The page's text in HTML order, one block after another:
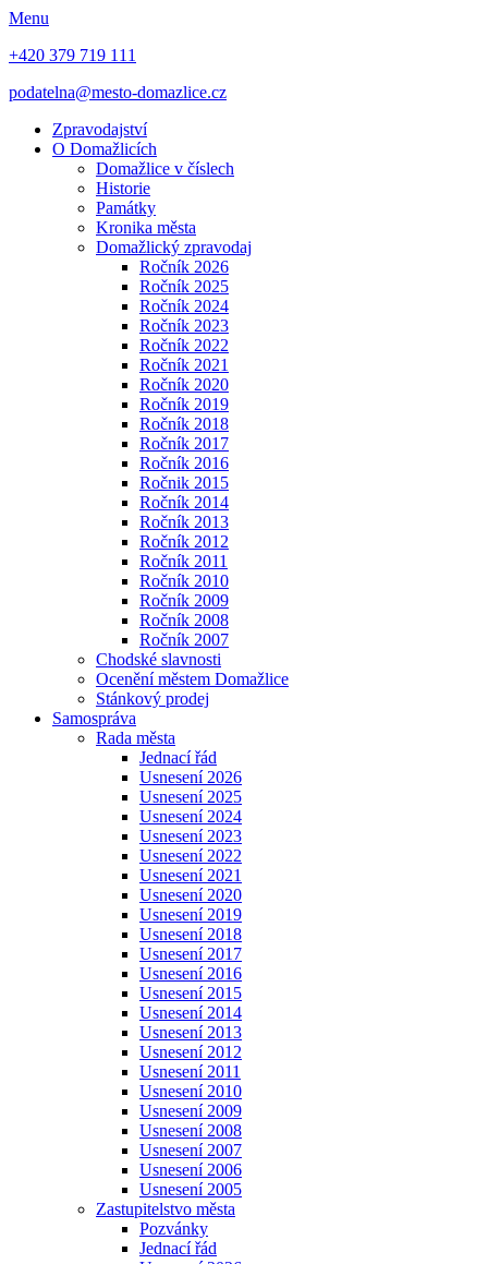
Menu
+420 379 719 111
podatelna@mesto-domazlice.cz
Zpravodajství
O Domažlicích
Domažlice v číslech
Historie
Památky
Kronika města
Domažlický zpravodaj
Ročník 2026
Ročník 2025
Ročník 2024
Ročník 2023
Ročník 2022
Ročník 2021
Ročník 2020
Ročník 2019
Ročník 2018
Ročník 2017
Ročník 2016
Ročnik 2015
Ročník 2014
Ročník 2013
Ročník 2012
Ročník 2011
Ročník 2010
Ročník 2009
Ročník 2008
Ročník 2007
Chodské slavnosti
Ocenění městem Domažlice
Stánkový prodej
Samospráva
Rada města
Jednací řád
Usnesení 2026
Usnesení 2025
Usnesení 2024
Usnesení 2023
Usnesení 2022
Usnesení 2021
Usnesení 2020
Usnesení 2019
Usnesení 2018
Usnesení 2017
Usnesení 2016
Usnesení 2015
Usnesení 2014
Usnesení 2013
Usnesení 2012
Usnesení 2011
Usnesení 2010
Usnesení 2009
Usnesení 2008
Usnesení 2007
Usnesení 2006
Usnesení 2005
Zastupitelstvo města
Pozvánky
Jednací řád